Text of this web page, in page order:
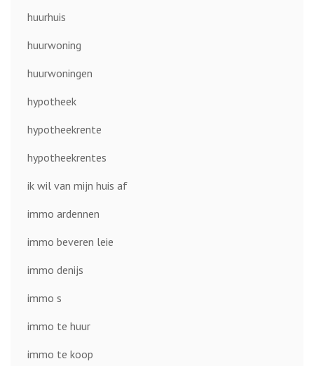
huurhuis
huurwoning
huurwoningen
hypotheek
hypotheekrente
hypotheekrentes
ik wil van mijn huis af
immo ardennen
immo beveren leie
immo denijs
immo s
immo te huur
immo te koop